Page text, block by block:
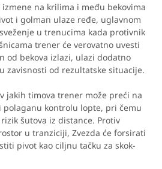
izmene na krilima i među bekovima
i golman ulaze ređe, uglavnom
u trenucima kada protivnik
trener će verovatno uvesti
od bekova izlazi, ulazi dodatno
zavisnosti od rezultatske situacije.
jakih timova trener može preći na
polaganu kontrolu lopte, pri čemu
šutova iz distance. Protiv
u tranziciji, Zvezda će forsirati
pivot kao ciljnu tačku za skok-